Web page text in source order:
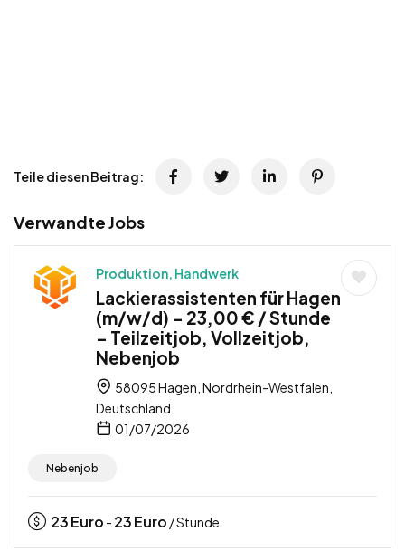
Teile diesen Beitrag:
Verwandte Jobs
Produktion, Handwerk
Lackierassistenten für Hagen
(m/w/d) – 23,00 € / Stunde
– Teilzeitjob, Vollzeitjob,
Nebenjob
58095 Hagen, Nordrhein-Westfalen,
Deutschland
01/07/2026
Nebenjob
23Euro - 23Euro / Stunde